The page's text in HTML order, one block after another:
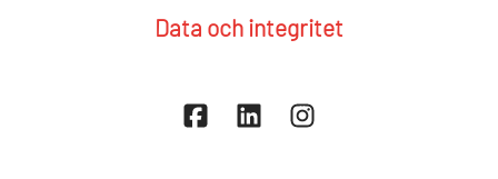
Data och integritet